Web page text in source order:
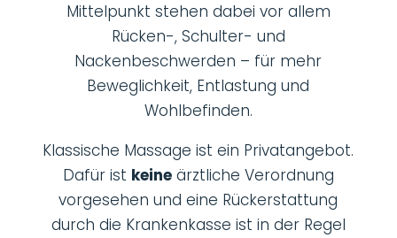
Mittelpunkt stehen dabei vor allem
Rücken-, Schulter- und
Nackenbeschwerden – für mehr
Beweglichkeit, Entlastung und
Wohlbefinden.
Klassische Massage ist ein Privatangebot.
Dafür ist keineärztliche Verordnung
vorgesehen und eine Rückerstattung
durch die Krankenkasse ist in der Regel